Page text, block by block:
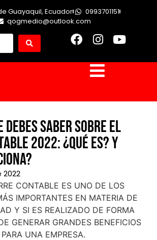
Guayaquil, Ecuador
0993701151
qogmedio@outlook.com
debes saber sobre el
2022: ¿Qué es? y